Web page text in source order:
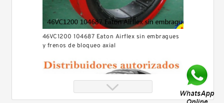
46VC1200 104687 Eaton Airflex sin embragues
y frenos de bloqueo axial